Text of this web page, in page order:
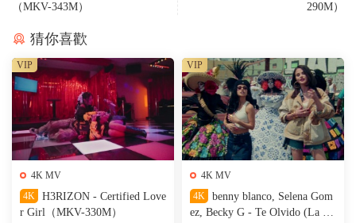
（MKV-343M）
290M）
猜你喜歡
4K MV
4K
H3RIZON - Certified Love
r Girl（MKV-330M）
VIP
4K MV
4K
benny blanco, Selena Gom
ez, Becky G - Te Olvido (La L
VIP